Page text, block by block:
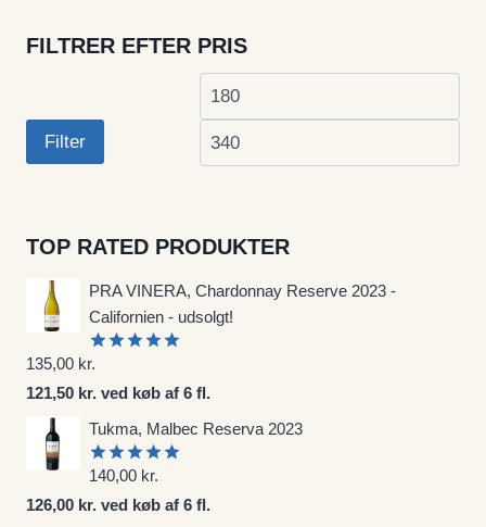
FILTRER EFTER PRIS
Mindste
Filter
TOP RATED PRODUKTER
PRA VINERA, Chardonnay Reserve 2023 -
Californien - udsolgt!
Vurderet
5.00ud af
5
135,00 kr.
121,50 kr. ved køb af 6 fl.
Tukma, Malbec Reserva 2023
Vurderet
5.00ud af
5
140,00 kr.
126,00 kr. ved køb af 6 fl.